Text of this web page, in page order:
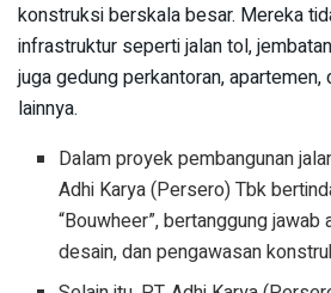
konstruksi berskala besar. Mereka
infrastruktur seperti jalan tol,
juga gedung perkantoran,
lainnya.
Dalam proyek pembangunan
Adhi Karya (Persero) Tbk
“Bouwheer”, bertanggung jawab
desain, dan pengawasan